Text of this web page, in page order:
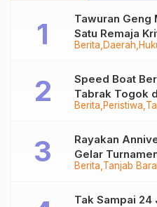
Berita Daerah
Tawuran Geng
Satu Remaja
Ditangkap
Berita Peristiwa
Speed Boat
Tabrak Togok
Sempat Hilang
Berita Tanjab
Rayakan
Gelar
Juta
Tak Sampai 24